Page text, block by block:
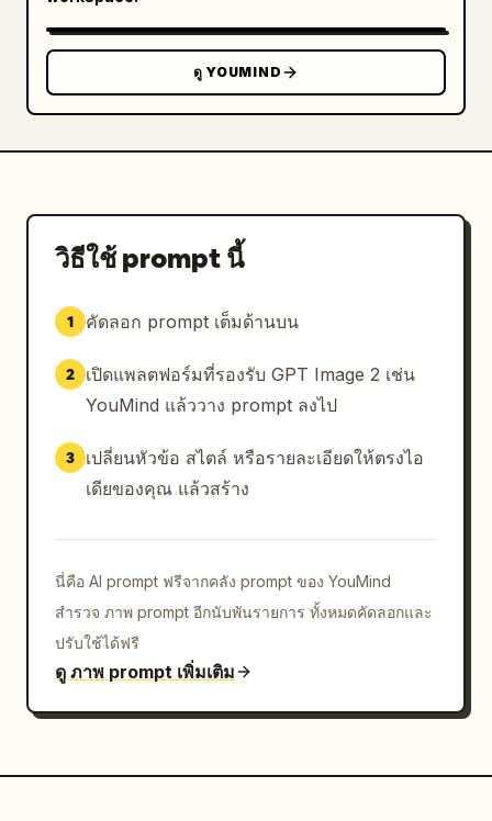
ดู YOUMIND
วิธีใช้ prompt นี้
1 คัดลอก prompt เต็มด้านบน
2
เปิดแพลตฟอร์มที่รองรับ GPT Image 2 เช่น
YouMind แล้ววาง prompt ลงไป
3
เปลี่ยนหัวข้อ สไตล์ หรือรายละเอียดให้ตรงไอ
เดียของคุณ แล้วสร้าง
นี่คือ AI prompt ฟรีจากคลัง prompt ของ YouMind
สำรวจ ภาพ prompt อีกนับพันรายการ ทั้งหมดคัดลอกและ
ปรับใช้ได้ฟรี
ดู ภาพ prompt เพิ่มเติม